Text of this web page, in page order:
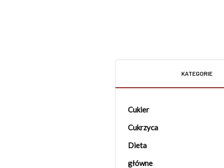
KATEGORIE
Cukier
Cukrzyca
Dieta
główne